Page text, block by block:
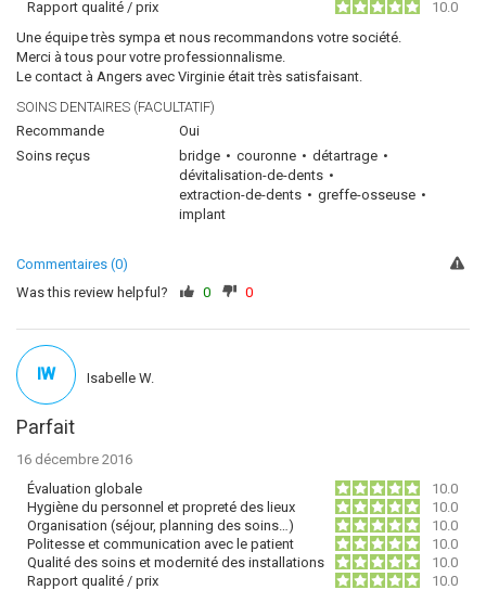
Rapport qualité / prix
10.0
Une équipe très sympa et nous recommandons votre société.
Merci à tous pour votre professionnalisme.
Le contact à Angers avec Virginie était très satisfaisant.
SOINS DENTAIRES (FACULTATIF)
Recommande
Oui
Soins reçus
bridge couronne
détartrage
dévitalisation-de-dents
extraction-de-dents
greffe-osseuse
implant
Commentaires (0)
Was this review helpful?
0 0
Parfait
16 décembre 2016
Évaluation globale
10.0
Hygiène du personnel et propreté des lieux
10.0
Organisation (séjour, planning des soins…)
10.0
Politesse et communication avec le patient
10.0
Qualité des soins et modernité des installations
10.0
Rapport qualité / prix
10.0
IW Isabelle W.